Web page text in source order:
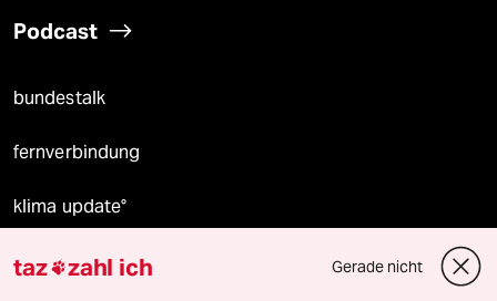
Podcast
bundestalk
fernverbindung
klima update°
Mauerecho
taz zahl ich Gerade nicht